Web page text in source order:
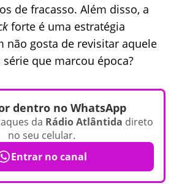
de fracasso. Além disso, a
forte é uma estratégia
não gosta de revisitar aquele
que marcou época?
dentro no WhatsApp
da Rádio Atlântida direto
no seu celular.
Entrar no canal